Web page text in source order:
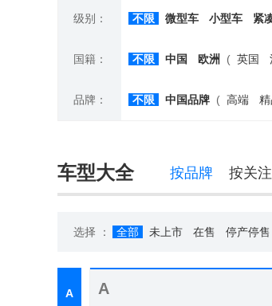
级别： 不限 微型车 小型车 紧
国籍： 不限 中国 欧洲 ( 英国
品牌： 不限 中国品牌 ( 高端
车型大全 按品牌 按关注
选择 ： 全部 未上市 在售 停产停售
A
A